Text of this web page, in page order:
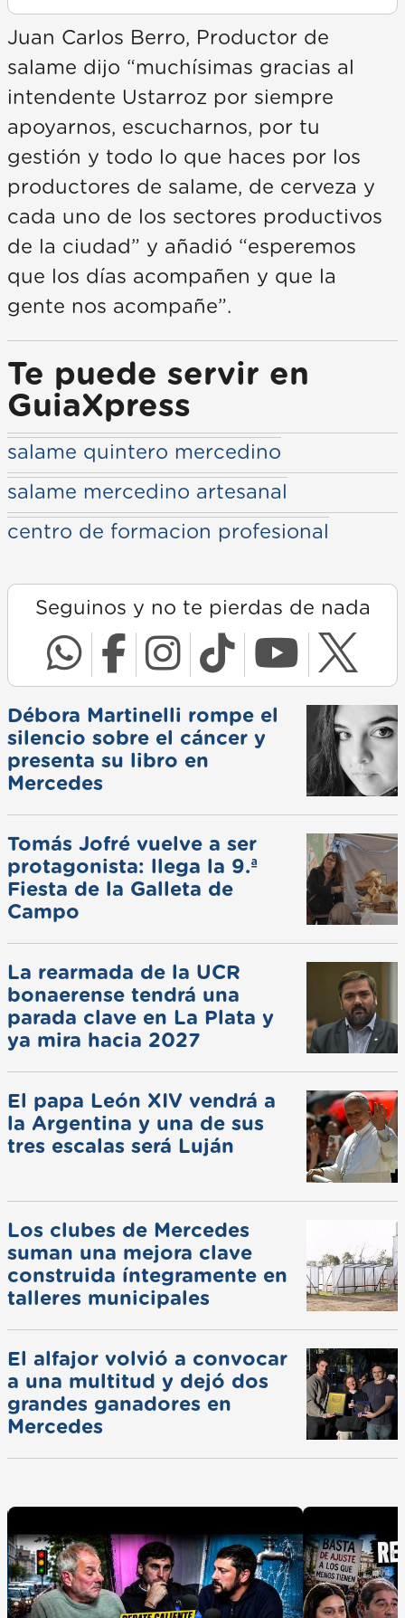
Juan Carlos Berro, Productor de
salame dijo “muchísimas gracias al
intendente Ustarroz por siempre
apoyarnos, escucharnos, por tu
gestión y todo lo que haces por los
productores de salame, de cerveza y
cada uno de los sectores productivos
de la ciudad” y añadió “esperemos
que los días acompañen y que la
gente nos acompañe”.
Te puede servir en
GuiaXpress
salame quintero mercedino
salame mercedino artesanal
centro de formacion profesional
Seguinos y no te pierdas de nada
Débora Martinelli rompe el
silencio sobre el cáncer y
presenta su libro en
Mercedes
Tomás Jofré vuelve a ser
protagonista: llega la 9.ª
Fiesta de la Galleta de
Campo
La rearmada de la UCR
bonaerense tendrá una
parada clave en La Plata y
ya mira hacia 2027
El papa León XIV vendrá a
la Argentina y una de sus
tres escalas será Luján
Los clubes de Mercedes
suman una mejora clave
construida íntegramente en
talleres municipales
El alfajor volvió a convocar
a una multitud y dejó dos
grandes ganadores en
Mercedes